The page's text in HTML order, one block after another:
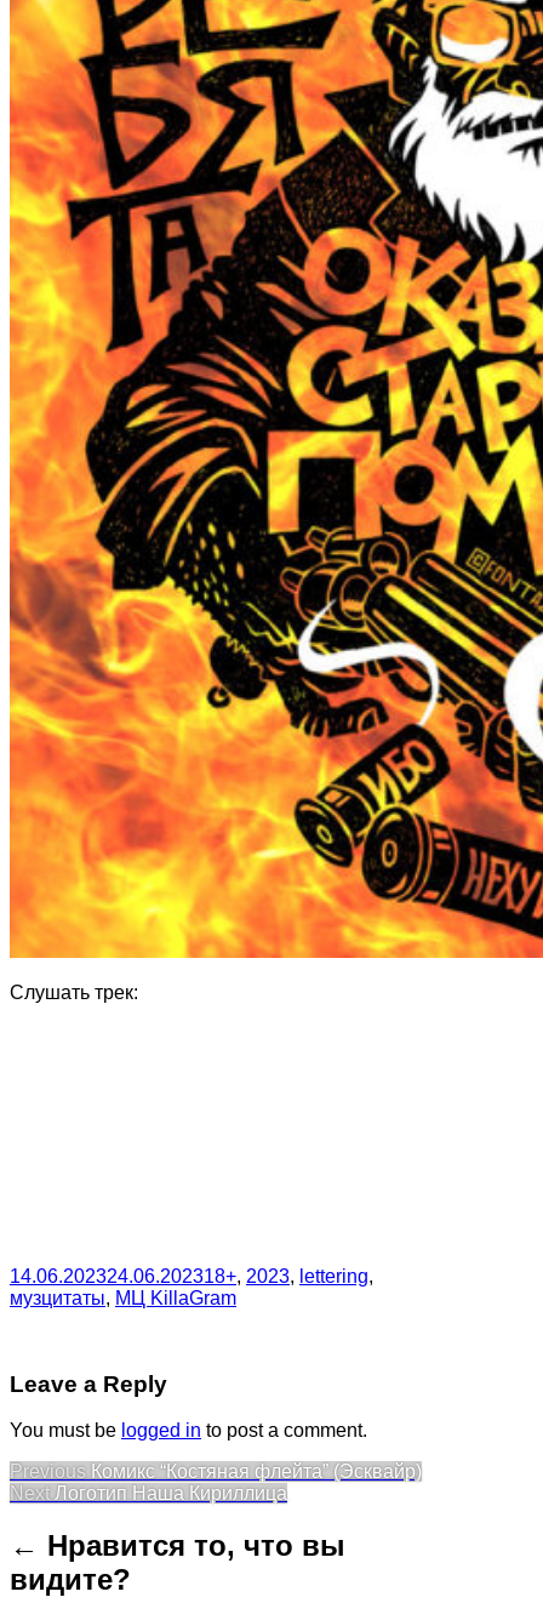
Слушать трек:
14.06.202324.06.202318+, 2023, lettering,
музцитаты, МЦ KillaGram
Leave a Reply
You must be logged in to post a comment.
Post
navigation
Previous Previous
post:
Комикс “Костяная флейта” (Эсквайр)
Next Next
Логотип Наша Кириллица
← Нравится то, что вы
видите?